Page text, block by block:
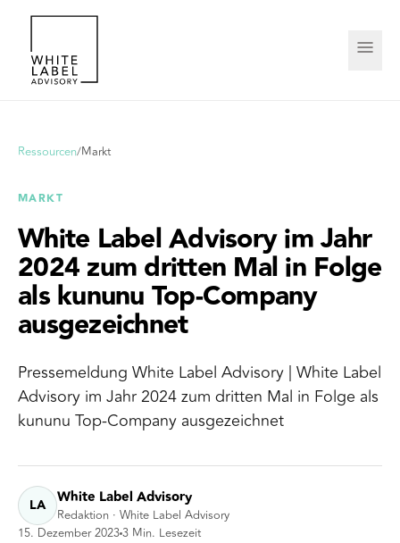
Ressourcen/Markt
MARKT
White Label Advisory im Jahr
2024 zum dritten Mal in Folge
als kununu Top-Company
ausgezeichnet
Pressemeldung White Label Advisory | White Label
Advisory im Jahr 2024 zum dritten Mal in Folge als
kununu Top-Company ausgezeichnet
LA White Label Advisory
Redaktion · White Label Advisory
15. Dezember 20233 Min. Lesezeit